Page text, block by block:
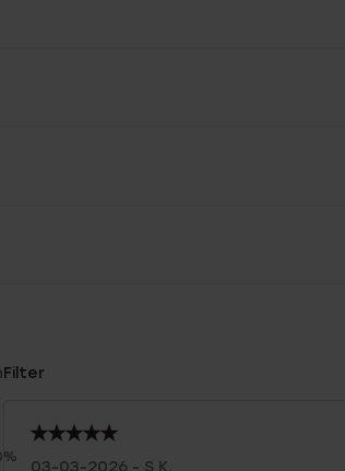
Filter
03-03-2026 - S K.